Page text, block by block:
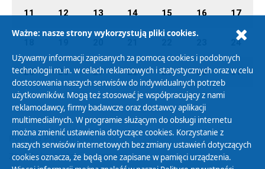
11 12 13 14 15 16 17
24
25 26 27 28 29 30 31
Polityka Prywatności
Zasady korzystania z Serwisu
Ważne: nasze strony wykorzystują pliki cookies.
Używamy informacji zapisanych za pomocą cookies i podobnych
technologii m.in. w celach reklamowych i statystycznych oraz w celu
dostosowania naszych serwisów do indywidualnych potrzeb
użytkowników. Mogą też stosować je współpracujący z nami
reklamodawcy, firmy badawcze oraz dostawcy aplikacji
multimedialnych. W programie służącym do obsługi internetu
można zmienić ustawienia dotyczące cookies. Korzystanie z
naszych serwisów internetowych bez zmiany ustawień dotyczących
cookies oznacza, że będą one zapisane w pamięci urządzenia.